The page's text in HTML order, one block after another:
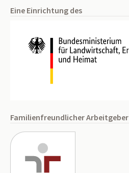
Eine Einrichtung des
Familienfreundlicher Arbeitgeber